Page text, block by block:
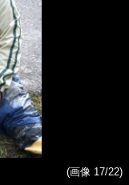
(画像 17/22)